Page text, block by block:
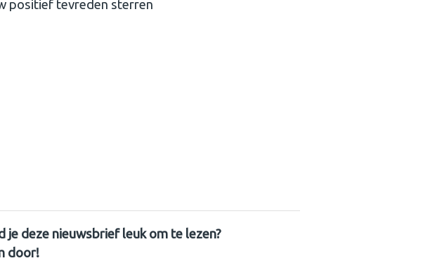
je deze nieuwsbrief leuk om te lezen?
door!